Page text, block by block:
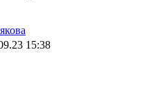
15:38